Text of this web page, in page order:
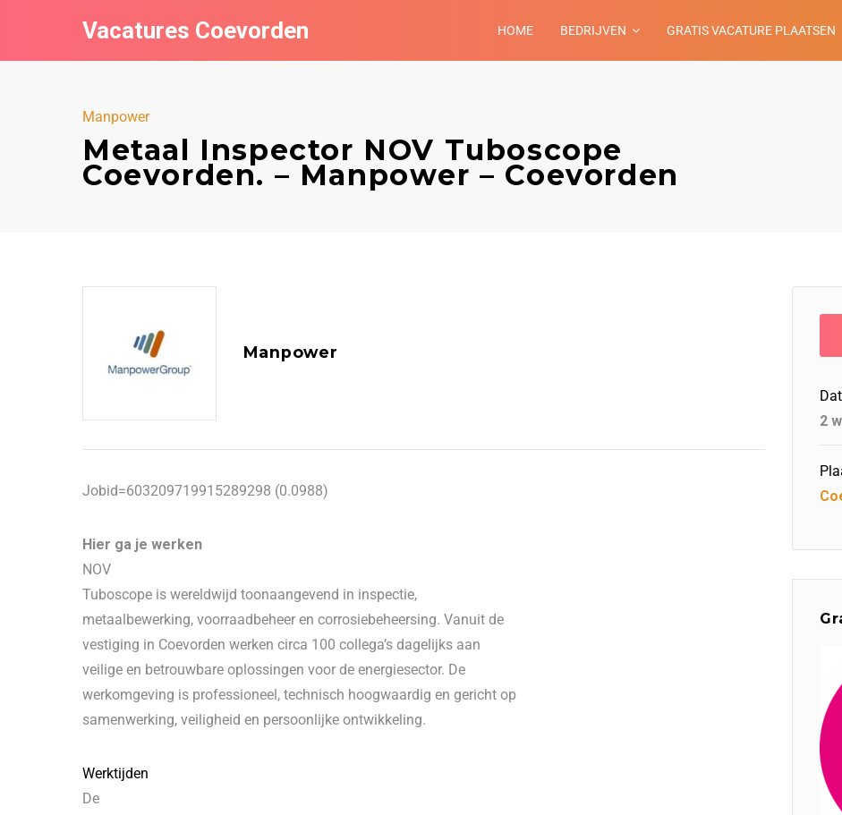
Vacatures Coevorden HOME BEDRIJVEN GRATIS VACATURE PLAATSEN
Manpower
Metaal Inspector NOV Tuboscope
Coevorden. – Manpower – Coevorden
Manpower
Jobid=603209719915289298 (0.0988)
Hier ga je werken
NOV
Tuboscope is wereldwijd toonaangevend in inspectie,
metaalbewerking, voorraadbeheer en corrosiebeheersing. Vanuit de
vestiging in Coevorden werken circa 100 collega’s dagelijks aan
veilige en betrouwbare oplossingen voor de energiesector. De
werkomgeving is professioneel, technisch hoogwaardig en gericht op
samenwerking, veiligheid en persoonlijke ontwikkeling.
Werktijden
De
2